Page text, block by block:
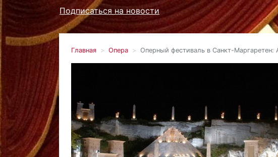
Подписаться на новости
Главная Опера Оперный фестиваль в Санкт-Маргаретен: